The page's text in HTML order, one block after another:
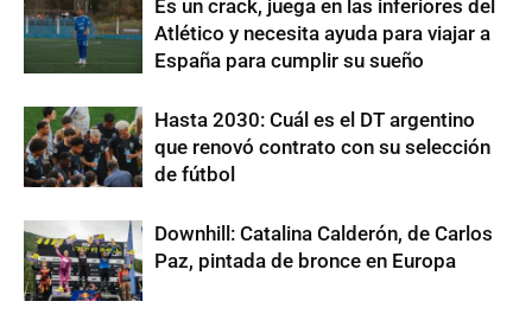
Es un crack, juega en las inferiores del
Atlético y necesita ayuda para viajar a
España para cumplir su sueño
Hasta 2030: Cuál es el DT argentino
que renovó contrato con su selección
de fútbol
Downhill: Catalina Calderón, de Carlos
Paz, pintada de bronce en Europa